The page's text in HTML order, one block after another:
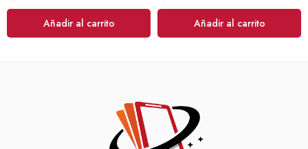
Añadir al carrito Añadir al carrito